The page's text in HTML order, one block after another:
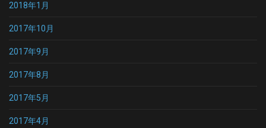
2018年1月
2017年10月
2017年9月
2017年8月
2017年5月
2017年4月